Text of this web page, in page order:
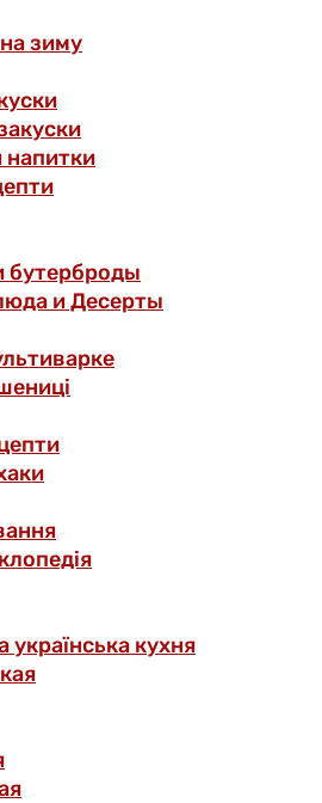
зиму
напитки
бутерброды
и Десерты
українська кухня